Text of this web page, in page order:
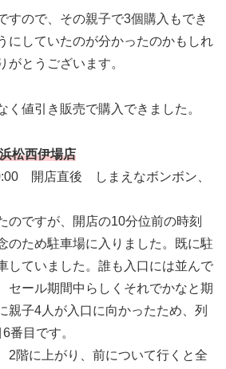
すので、その親子で3個購入もでき
にしていたのが分かったのかもしれ
がとうございます。
く値引き販売で購入できました。
松西伊場店
開店直後 しまえなボンボン、
のですが、開店の10分位前の時刻
のため駐車場に入りました。既に駐
していました。誰も入口には並んで
セール期間中らしくそれでかなと期
親子4人が入口に向かったため、列
番目です。
2階に上がり、前について行くと全